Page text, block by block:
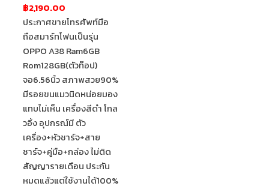
฿2,190.00
ประกาศขายโทรศัพท์มือ
ถือสมาร์ทโฟนเป็นรุ่น
OPPO A38 Ram6GB
Rom128GB(ตัวท๊อป)
จอ6.56นิ้ว สภาพสวย90%
มีรอยขนแมวนิดหน่อยมอง
แทบไม่เห็น เครื่องสีดำ โกล
วอิ้ง อุปกรณ์มี ตัว
เครื่อง+หัวชาร์จ+สาย
ชาร์จ+คู่มือ+กล่อง ไม่ติด
สัญญารายเดือน ประกัน
หมดแล้วแต่ใช้งานได้100%